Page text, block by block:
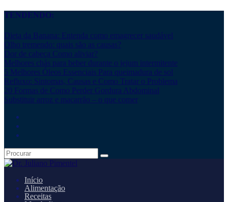
TENDENDO:
Dieta da Banana: Entenda como emagrecer saudável
Olho tremendo: quais são as causas?
Dor de cabeça Como aliviar?
Melhores chás para beber durante o jejum intermitente
5 Melhores Óleos Essenciais Para queimadura de sol
Refluxo: Sintomas, Causas e Como Tratar o Problema
20 Formas de Como Perder Gordura Abdominal
Substituir arroz e macarrão – o que comer
Início
Alimentação
Receitas